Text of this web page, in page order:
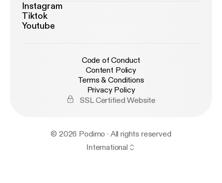
Instagram
Tiktok
Youtube
Code of Conduct
Content Policy
Terms & Conditions
Privacy Policy
SSL Certified Website
© 2026 Podimo · All rights reserved
International